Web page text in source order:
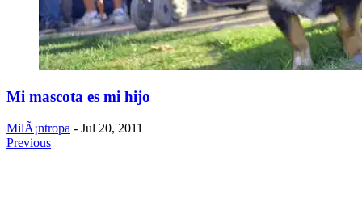
Mi mascota es mi hijo
MilÃ¡ntropa - Jul 20, 2011
Previous